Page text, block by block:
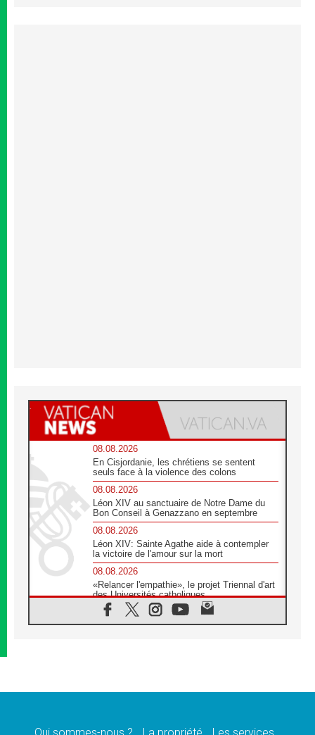
08.08.2026
En Cisjordanie, les chrétiens se sentent
seuls face à la violence des colons
08.08.2026
Léon XIV au sanctuaire de Notre Dame du
Bon Conseil à Genazzano en septembre
08.08.2026
Léon XIV: Sainte Agathe aide à contempler
la victoire de l'amour sur la mort
08.08.2026
«Relancer l'empathie», le projet Triennal d'art
des Universités catholiques
08.08.2026
Signis 2026, donner la parole aux religieuses
07.08.2026